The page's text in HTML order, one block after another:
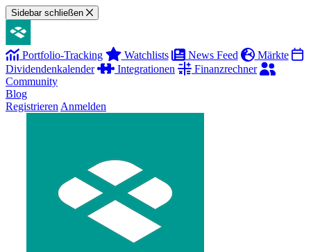
Sidebar schließen
Portfolio-Tracking Watchlists News Feed
Märkte
Dividendenkalender
Integrationen
Finanzrechner
Community
Blog
Registrieren Anmelden